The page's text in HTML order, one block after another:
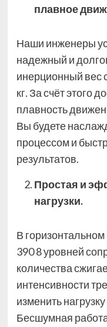
плавное
Наши инженеры
надежный и
инерционный вес
кг. За счёт этого
плавность
Вы будете
процессом и
результатов.
Простая и
нагрузки.
В
390 8 уровней
количества
интенсивности
изменить
Бесшумная